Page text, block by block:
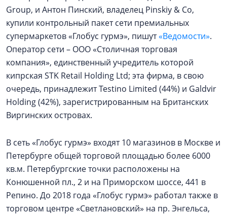
Group, и Антон Пинский, владелец Pinskiy & Co,
купили контрольный пакет сети премиальных
супермаркетов «Глобус гурмэ», пишут«Ведомости».
Оператор сети – ООО «Столичная торговая
компания», единственный учредитель которой
кипрская STK Retail Holding Ltd; эта фирма, в свою
очередь, принадлежит Testino Limited (44%) и Galdvir
Holding (42%), зарегистрированным на Британских
Виргинских островах.
В сеть «Глобус гурмэ» входят 10 магазинов в Москве и
Петербурге общей торговой площадью более 6000
кв.м. Петербургские точки расположены на
Конюшенной пл., 2 и на Приморском шоссе, 441 в
Репино. До 2018 года «Глобус гурмэ» работал также в
торговом центре «Светлановский» на пр. Энгельса,